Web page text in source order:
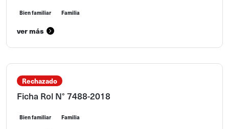
Bien familiar Familia
ver más
Rechazado
Ficha Rol N° 7488-2018
Bien familiar Familia